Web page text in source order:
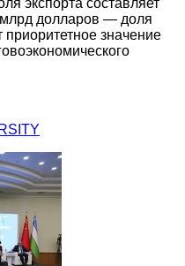
экспорта составляет
долларов — доля
значение